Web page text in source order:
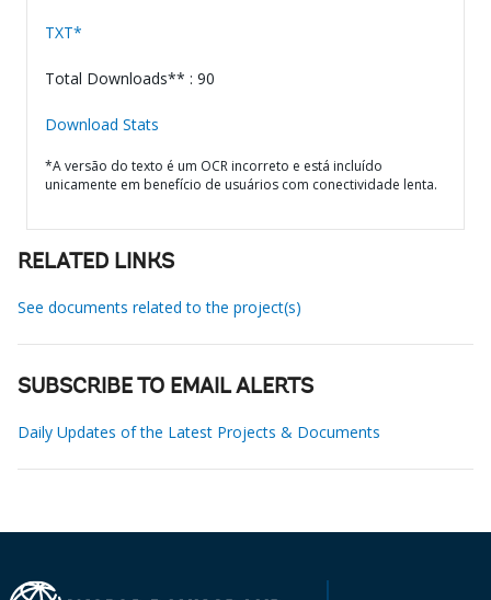
TXT*
Total Downloads** : 90
Download Stats
*A versão do texto é um OCR incorreto e está incluído
unicamente em benefício de usuários com conectividade lenta.
RELATED LINKS
See documents related to the project(s)
SUBSCRIBE TO EMAIL ALERTS
Daily Updates of the Latest Projects & Documents